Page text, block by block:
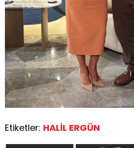
Etiketler: HALİL ERGÜN